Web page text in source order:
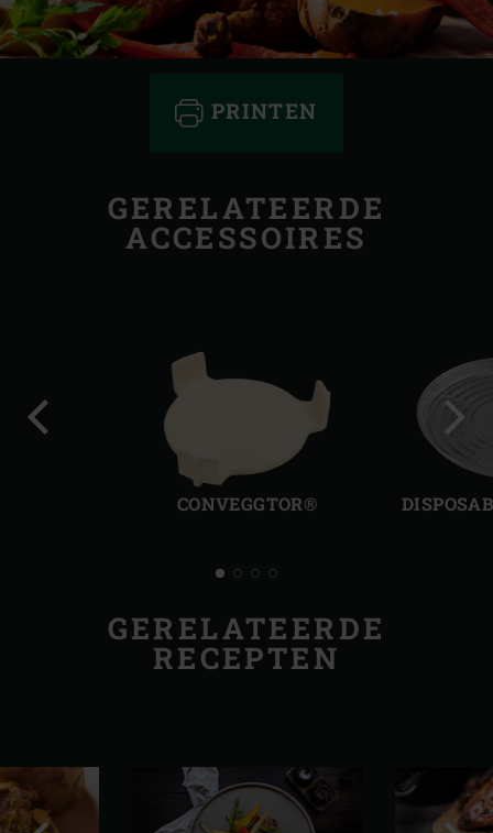
PRINTEN
GERELATEERDE
ACCESSOIRES
CONVEGGTOR®
GERELATEERDE
RECEPTEN